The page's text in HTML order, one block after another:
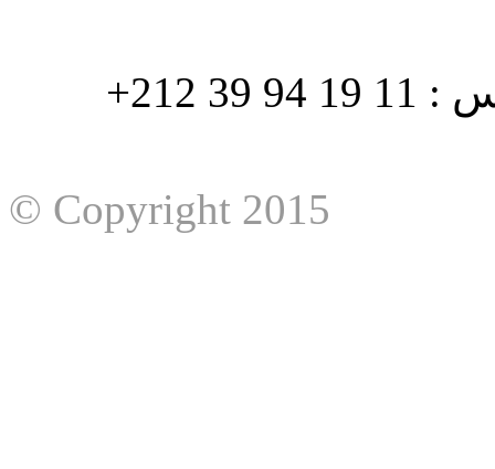
هاتف : 90/88 32 94 39 212+ فاكس : 11 19 94 39 212+
© Copyright 2015